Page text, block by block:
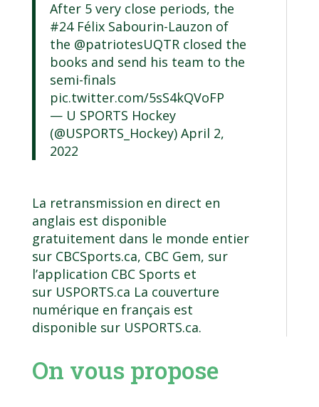
After 5 very close periods, the
#24 Félix Sabourin-Lauzon of
the @patriotesUQTRclosed the
books and send his team to the
semi-finals
pic.twitter.com/5sS4kQVoFP
— U SPORTS Hockey
(@USPORTS_Hockey) April 2,
2022
La retransmission en direct en
anglais est disponible
gratuitement dans le monde entier
sur CBCSports.ca, CBC Gem, sur
l’application CBC Sports et
sur USPORTS.ca La couverture
numérique en français est
disponible sur USPORTS.ca.
On vous propose